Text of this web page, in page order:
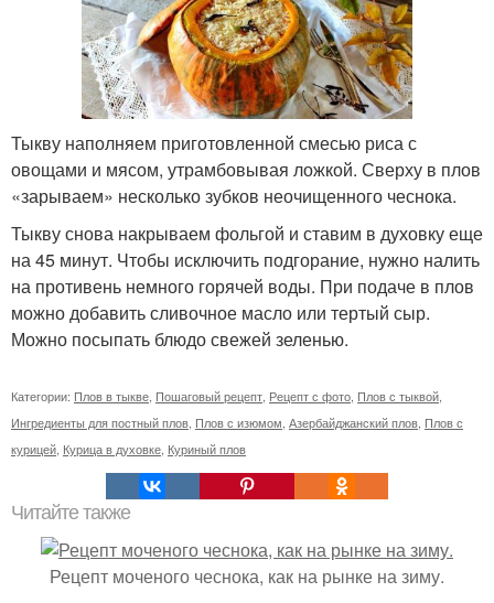
Тыкву наполняем приготовленной смесью риса с
овощами и мясом, утрамбовывая ложкой. Сверху в плов
«зарываем» несколько зубков неочищенного чеснока.
Тыкву снова накрываем фольгой и ставим в духовку еще
на 45 минут. Чтобы исключить подгорание, нужно налить
на противень немного горячей воды. При подаче в плов
можно добавить сливочное масло или тертый сыр.
Можно посыпать блюдо свежей зеленью.
Категории: Плов в тыкве Пошаговый рецепт Рецепт с фото Плов с тыквой
Ингредиенты для постный плов Плов с изюмом Азербайджанский плов Плов с
курицей Курица в духовке Куриный плов
Читайте также
Рецепт моченого чеснока, как на рынке на зиму.